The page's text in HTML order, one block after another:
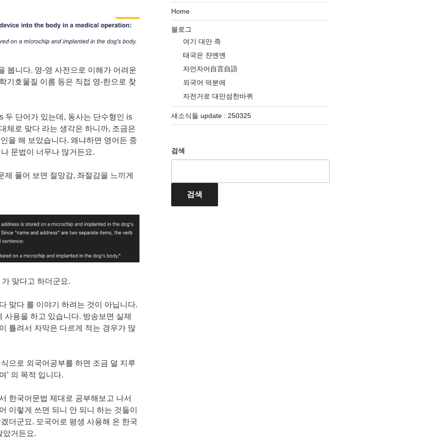
봅니다. 영-영 사전으로 이해가 어려운
기호물질 이름 등은 직접 영-한으로 찾
두 단어가 있는데, 동사는 단수형인 is
체로 맞다 라는 생각은 하니까, 조금은
을 해 보았습니다. 왜냐하면 영어든 중
문법이 너무나 많거든요.
풀어 보면 절망감, 좌절감을 느끼게
맞다고 하더군요.
맞다 를 이야기 하려는 것이 아닙니다.
용을 하고 있습니다. 방송보면 실제
틀려서 자막은 다르게 적는 경우가 많
으로 외국어공부를 하면 조금 덜 지루
’ 의 목적 입니다.
한국어문법 제대로 공부해보고 나서
이렇게 쓰면 되니 안 되니 하는 것들이
더군요. 모국어로 평생 사용해 온 한국
았거든요.
Home
블로그
여기 대만 족
태국은 쟌옌옌
자언자어自言自語
외국어 덕분에
자전거로 대만섬한바퀴
새소식들 update : 250325
검색
검색